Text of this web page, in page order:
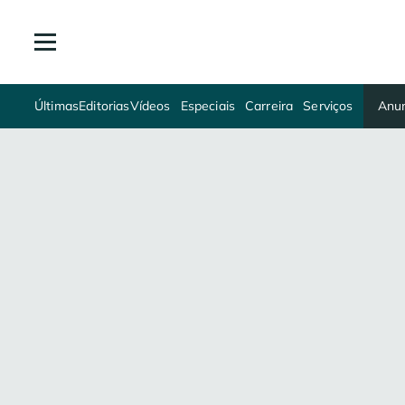
ÚltimasEditoriasVídeos Especiais Carreira Serviços